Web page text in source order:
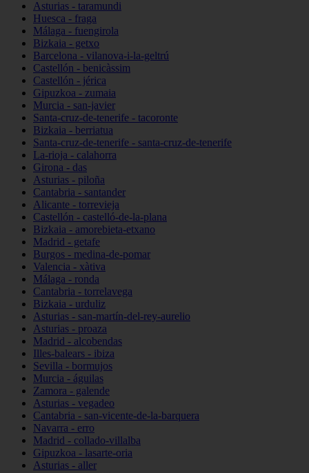
Asturias - taramundi
Huesca - fraga
Málaga - fuengirola
Bizkaia - getxo
Barcelona - vilanova-i-la-geltrú
Castellón - benicàssim
Castellón - jérica
Gipuzkoa - zumaia
Murcia - san-javier
Santa-cruz-de-tenerife - tacoronte
Bizkaia - berriatua
Santa-cruz-de-tenerife - santa-cruz-de-tenerife
La-rioja - calahorra
Girona - das
Asturias - piloña
Cantabria - santander
Alicante - torrevieja
Castellón - castelló-de-la-plana
Bizkaia - amorebieta-etxano
Madrid - getafe
Burgos - medina-de-pomar
Valencia - xàtiva
Málaga - ronda
Cantabria - torrelavega
Bizkaia - urduliz
Asturias - san-martín-del-rey-aurelio
Asturias - proaza
Madrid - alcobendas
Illes-balears - ibiza
Sevilla - bormujos
Murcia - águilas
Zamora - galende
Asturias - vegadeo
Cantabria - san-vicente-de-la-barquera
Navarra - erro
Madrid - collado-villalba
Gipuzkoa - lasarte-oria
Asturias - aller